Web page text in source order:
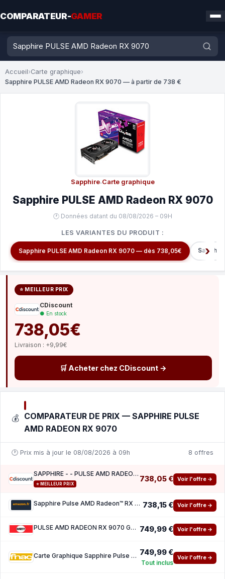
COMPARATEUR-GAMER
Accueil›Carte graphique›
Sapphire PULSE AMD Radeon RX 9070 — à partir de 738 €
Sapphire·Carte graphique
Sapphire PULSE AMD Radeon RX 9070
🕐 Données datant du 08/08/2026 – 09H
LES VARIANTES DU PRODUIT :
Sapphire PULSE AMD Radeon RX 9070 — dès 738,05€
⭐ MEILLEUR PRIX
CDiscount
● En stock
738,05€
Livraison : +9,99€
🛒 Acheter chez CDiscount →
💰 COMPARATEUR DE PRIX — SAPPHIRE PULSE
AMD RADEON RX 9070
🕐 Prix mis à jour le 08/08/2026 à 09h 8 offres
SAPPHIRE - - PULSE AMD RADEON RX 9070 GAMING - 16 GB - Dual HDMI Dual DP
⭐ MEILLEUR PRIX
738,05 € Voir l'offre →
Sapphire Pulse AMD Radeon™ RX 9070 Gaming 16GB Dual HDMI Dual DP 738,15 € Voir l'offre →
PULSE AMD RADEON RX 9070 GAMING 16GB DUAL HDMI DUAL DP 749,99 € Voir l'offre →
Carte Graphique Sapphire Pulse AMD Radeon RX 9070 749,99 €
Tout inclus
Voir l'offre →